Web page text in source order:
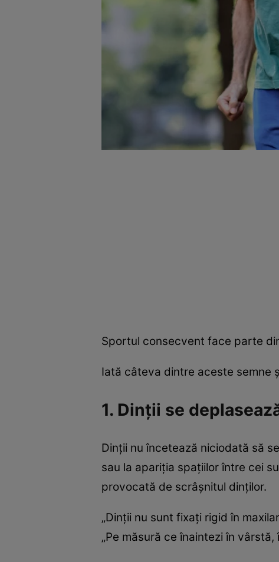
Sportul consecvent face parte
Iată câteva dintre aceste semne
1. Dinții se
Dinții nu încetează niciodată să
sau la apariția spațiilor între cei
provocată de scrâșnitul dinților.
„Dinții nu sunt fixați rigid în
„Pe măsură ce înaintezi în